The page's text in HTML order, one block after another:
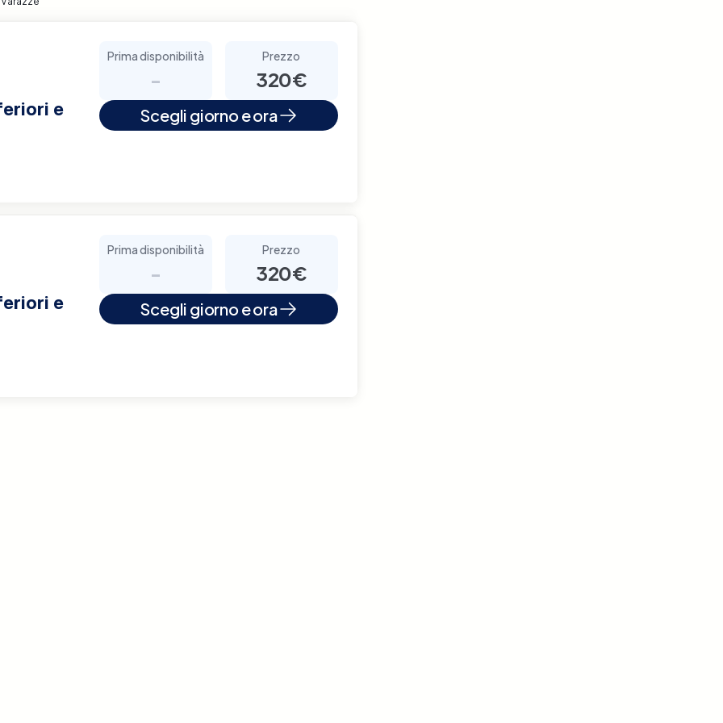
e
Prima disponibilità
-
Prezzo
320€
Scegli giorno e ora
e
Prima disponibilità
-
Prezzo
320€
Scegli giorno e ora